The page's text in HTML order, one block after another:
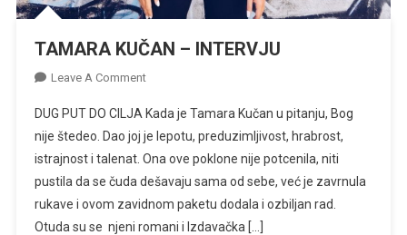
TAMARA KUČAN – INTERVJU
Leave A CommentOn
KUČAN
–
INTERVJU
DUG PUT DO CILJA Kada je Tamara Kučan u pitanju, Bog
nije štedeo. Dao joj je lepotu, preduzimljivost, hrabrost,
istrajnost i talenat. Ona ove poklone nije potcenila, niti
pustila da se čuda dešavaju sama od sebe, već je zavrnula
rukave i ovom zavidnom paketu dodala i ozbiljan rad.
Otuda su se njeni romani i Izdavačka […]